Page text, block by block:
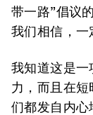
带一路”倡议
我们相信，一
我知道这是一
力，而且在
们都发自内心